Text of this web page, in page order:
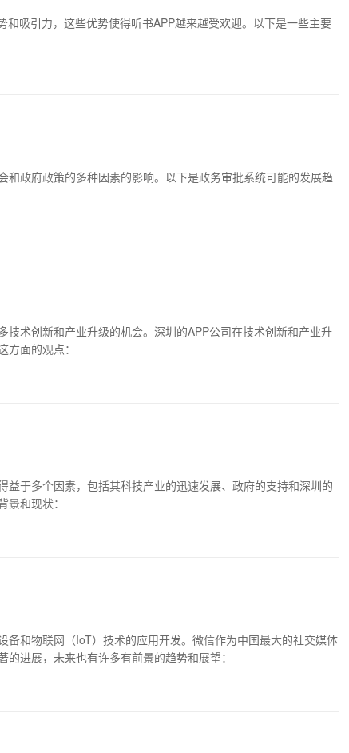
和吸引力，这些优势使得听书APP越来越受欢迎。以下是一些主要
和政府政策的多种因素的影响。以下是政务审批系统可能的发展趋
技术创新和产业升级的机会。深圳的APP公司在技术创新和产业升
面的观点：
益于多个因素，包括其科技产业的迅速发展、政府的支持和深圳的
和现状：
备和物联网（IoT）技术的应用开发。微信作为中国最大的社交媒体
进展，未来也有许多有前景的趋势和展望：